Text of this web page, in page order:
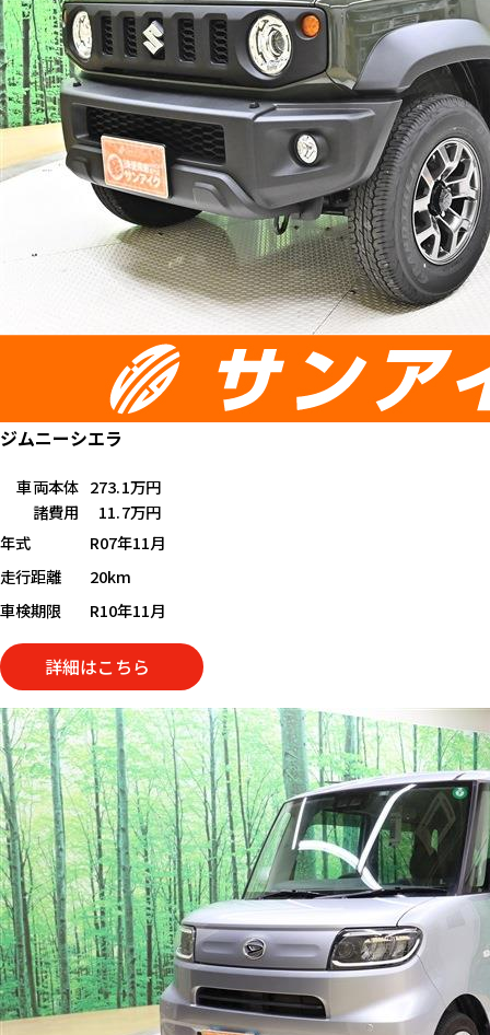
ジムニーシエラ
車両本体 273.1万円
諸費用
11.7万円
年式
R07年11月
走行距離
20km
車検期限
R10年11月
詳細はこちら